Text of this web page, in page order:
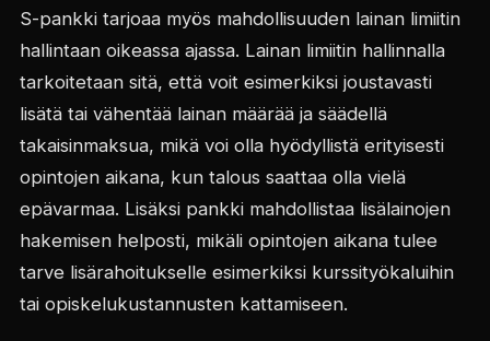
S-pankki tarjoaa myös mahdollisuuden lainan limiitin
hallintaan oikeassa ajassa. Lainan limiitin hallinnalla
tarkoitetaan sitä, että voit esimerkiksi joustavasti
lisätä tai vähentää lainan määrää ja säädellä
takaisinmaksua, mikä voi olla hyödyllistä erityisesti
opintojen aikana, kun talous saattaa olla vielä
epävarmaa. Lisäksi pankki mahdollistaa lisälainojen
hakemisen helposti, mikäli opintojen aikana tulee
tarve lisärahoitukselle esimerkiksi kurssityökaluihin
tai opiskelukustannusten kattamiseen.